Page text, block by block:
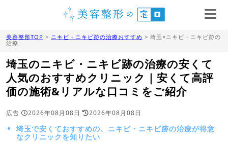
美容整形TOP > ニキビ・ニキビ跡の治療おすすめ > 埼玉×ニキビ・ニキビ跡の
治療
埼玉のニキビ・ニキビ跡の治療の安くて
人気のおすすめクリニック｜安くて高評
価の施術&リアルな口コミをご紹介
広告 2026年08月08日 2026年08月08日
埼玉で安くておすすめの、ニキビ・ニキビ跡の治療が得意
なクリニックを知りたい